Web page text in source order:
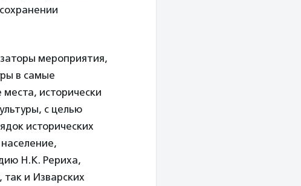
мероприятия,
в самые
исторически
с целью
исторических
Н.К. Рериха,
и Изварских